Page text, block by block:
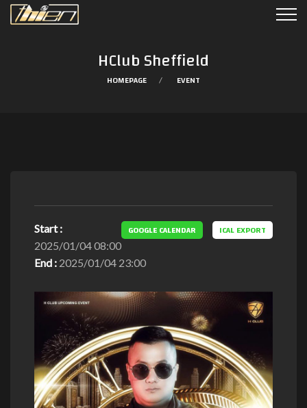
HClub Sheffield
HOMEPAGE EVENT
GOOGLE CALENDAR ICAL EXPORT
Start :
2025/01/04 08:00
End : 2025/01/04 23:00